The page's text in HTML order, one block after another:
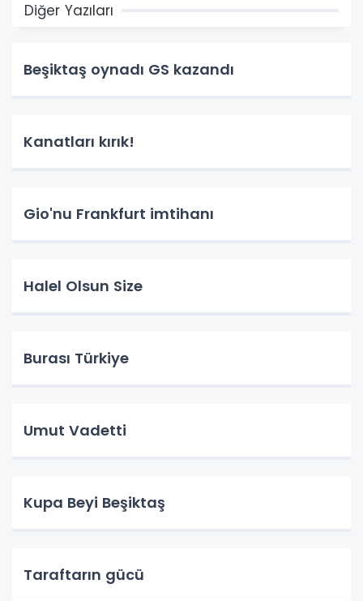
Diğer Yazıları
Beşiktaş oynadı GS kazandı
Kanatları kırık!
Gio'nu Frankfurt imtihanı
Halel Olsun Size
Burası Türkiye
Umut Vadetti
Kupa Beyi Beşiktaş
Taraftarın gücü